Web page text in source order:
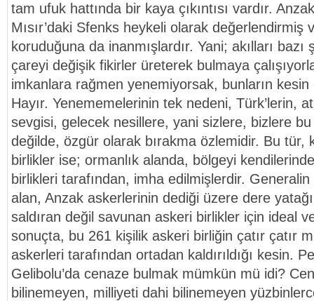
tam ufuk hattında bir kaya çıkıntısı vardır.
Mısır’daki Sfenks heykeli olarak değerlendirmiş
koruduğuna da inanmışlardır. Yani; akılları
çareyi değişik fikirler üreterek bulmaya
imkanlara rağmen yenemiyorsak, bunların
Hayır. Yenememelerinin tek nedeni, Türk’lerin,
sevgisi, gelecek nesillere, yani sizlere, bizlere bu
değilde, özgür olarak bırakma özlemidir. Bu tür,
birlikler ise; ormanlık alanda, bölgeyi
birlikleri tarafından, imha edilmişlerdir.
alan, Anzak askerlerinin dediği üzere dere
saldıran değil savunan askeri birlikler için ideal
sonuçta, bu 261 kişilik askeri birliğin çatır çatır
askerleri tarafından ortadan kaldırıldığı kesin.
Gelibolu’da cenaze bulmak mümkün mü idi?
bilinemeyen, milliyeti dahi bilinemeyen